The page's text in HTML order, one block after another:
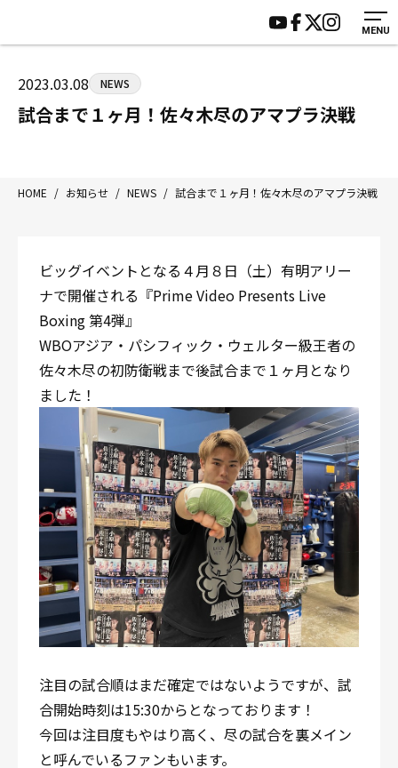
MENU
八王子中屋ボクシングジム
〒192-0072 東京都八王子市南町3-8 第2原嶋ビル1F
Tel/Fax：042-622-7222
営業時間：月〜土 14:00〜22:00 / 日・祝 14:00〜19:00
HOME
ジムについて
トレーニング
入会案内
施設紹介
会員様の声
サポーター募集
2023.03.08 NEWS
試合まで１ヶ月！佐々木尽のアマプラ決戦
HOME / お知らせ / NEWS / 試合まで１ヶ月！佐々木尽のアマプラ決戦
ビッグイベントとなる４月８日（土）有明アリー
ナで開催される『Prime Video Presents Live
Boxing 第4弾』
WBOアジア・パシフィック・ウェルター級王者の
佐々木尽の初防衛戦まで後試合まで１ヶ月となり
ました！
注目の試合順はまだ確定ではないようですが、試
合開始時刻は15:30からとなっております！
今回は注目度もやはり高く、尽の試合を裏メイン
と呼んでいるファンもいます。